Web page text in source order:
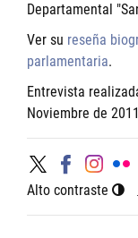
Departamental
Ver su reseña
parlamentaria.
Entrevista
Noviembre de
Alto contraste